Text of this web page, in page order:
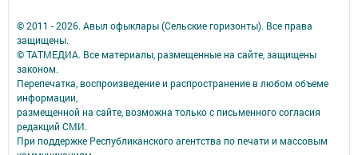
© 2011 - 2026. Авыл офыклары (Сельские горизонты). Все права
защищены.
© ТАТМЕДИА. Все материалы, размещенные на сайте, защищены
законом.
Перепечатка, воспроизведение и распространение в любом объеме
информации,
размещенной на сайте, возможна только с письменного согласия
редакций СМИ.
При поддержке Республиканского агентства по печати и массовым